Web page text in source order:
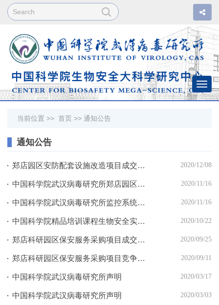
当前位置 >> 首页 >> 通知公告
通知公告
郑店园区安防配套设施改造项目成交公告 2020/12/08
中国科学院武汉病毒研究所郑店园区安防配套设施改造项目 2020/11/16
中国科学院武汉病毒研究所监控系统改造项目竞争性磋商公告 2020/11/16
中国科学院精品培训课程生物安全实验室管理与实验技术培训通知 2020/10/22
郑店科研园区保安服务采购项目成交公告 2020/09/25
郑店科研园区保安服务采购项目竞争性磋商 2020/09/11
中国科学院武汉病毒研究所声明 2020/03/17
中国科学院武汉病毒研究所声明 2020/03/03